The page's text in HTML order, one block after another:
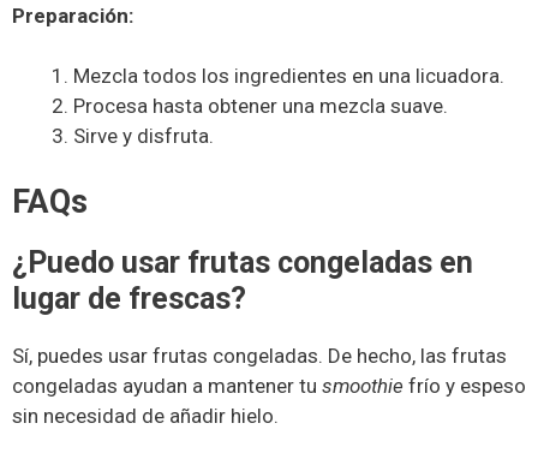
Preparación:
Mezcla todos los ingredientes en una licuadora.
Procesa hasta obtener una mezcla suave.
Sirve y disfruta.
FAQs
¿Puedo usar frutas congeladas en
lugar de frescas?
Sí, puedes usar frutas congeladas. De hecho, las frutas
congeladas ayudan a mantener tu smoothie frío y espeso
sin necesidad de añadir hielo.